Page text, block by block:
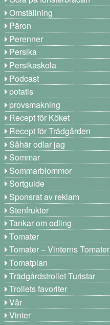
Omställning
Päron
Perenner
Persika
Persikaskola
Podcast
potatis
provsmakning
Recept för Köket
Recept för Trädgården
Såhär odlar jag
Sommar
Sommarblommor
Sortguide
Sponsrat av reklam
Stenfrukter
Tankar om odling
Tomater
Tomater – Vinterns Tomater
Tomatplan
Trädgårdstrollet Turistar
Trollets favoriter
Vår
Vinter